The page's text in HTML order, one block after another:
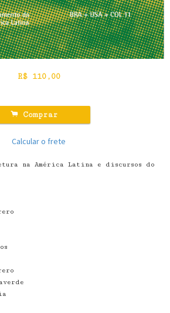
R$ 110,00
. Comprar
Calcular o frete
na América Latina e discursos do